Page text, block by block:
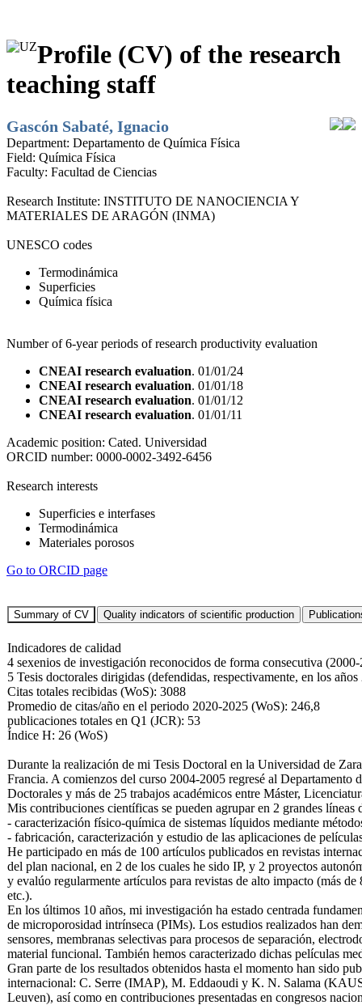
Profile (CV) of the research
teaching staff
Gascón Sabaté, Ignacio
Department: Departamento de Química Física
Field: Química Física
Faculty: Facultad de Ciencias
Research Institute: INSTITUTO DE NANOCIENCIA Y
MATERIALES DE ARAGÓN (INMA)
UNESCO codes
Termodinámica
Superficies
Química física
Number of 6-year periods of research productivity evaluation
CNEAI research evaluation. 01/01/24
CNEAI research evaluation. 01/01/18
CNEAI research evaluation. 01/01/12
CNEAI research evaluation. 01/01/11
Academic position: Cated. Universidad
ORCID number: 0000-0002-3492-6456
Research interests
Superficies e interfases
Termodinámica
Materiales porosos
Go to ORCID page
Indicadores de calidad
4 sexenios de investigación reconocidos de forma consecutiva
5 Tesis doctorales dirigidas (defendidas, respectivamente, en los
Citas totales recibidas (WoS): 3088
Promedio de citas/año en el periodo 2020-2025 (WoS): 246,8
publicaciones totales en Q1 (JCR): 53
Índice H: 26 (WoS)
Durante la realización de mi Tesis Doctoral en la Universidad de
Francia. A comienzos del curso 2004-2005 regresé al
Doctorales y más de 25 trabajos académicos entre Máster,
Mis contribuciones científicas se pueden agrupar en 2 grandes líneas
- caracterización físico-química de sistemas líquidos mediante
- fabricación, caracterización y estudio de las aplicaciones de
He participado en más de 100 artículos publicados en revistas
del plan nacional, en 2 de los cuales he sido IP, y 2 proyectos
y evalúo regularmente artículos para revistas de alto impacto (más
etc.).
En los últimos 10 años, mi investigación ha estado centrada
de microporosidad intrínseca (PIMs). Los estudios realizados han
sensores, membranas selectivas para procesos de separación,
material funcional. También hemos caracterizado dichas películas
Gran parte de los resultados obtenidos hasta el momento han sido
internacional: C. Serre (IMAP), M. Eddaoudi y K. N. Salama
Leuven), así como en contribuciones presentadas en congresos